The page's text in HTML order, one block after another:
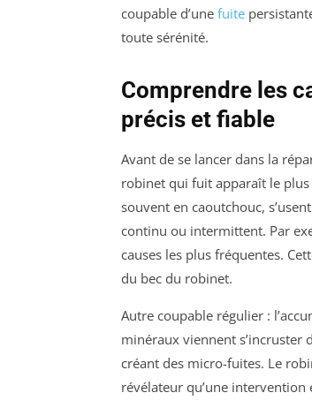
coupable d’une fuite
toute sérénité.
Comprendre les
précis et fiable
Avant de se lancer dans la
robinet qui fuit apparaît le plus
souvent en caoutchouc,
continu ou intermittent. Par
causes les plus fréquentes.
du bec du robinet.
Autre coupable régulier :
minéraux viennent s’incruster
créant des micro-fuites. Le
révélateur qu’une intervention